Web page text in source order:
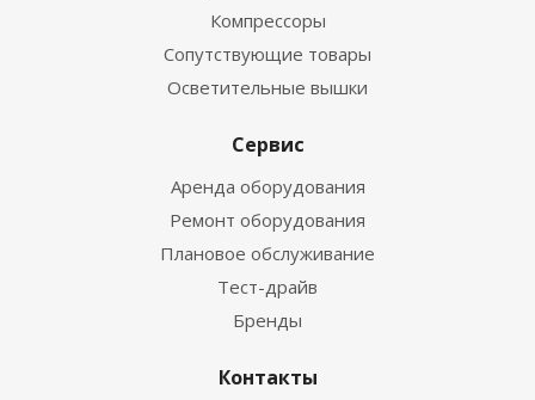
Компрессоры
Сопутствующие товары
Осветительные вышки
Сервис
Аренда оборудования
Ремонт оборудования
Плановое обслуживание
Тест-драйв
Бренды
Контакты